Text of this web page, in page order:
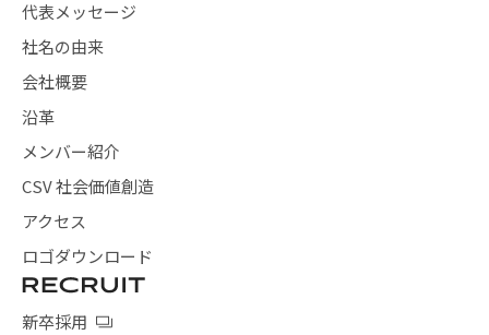
代表メッセージ
社名の由来
会社概要
沿革
メンバー紹介
CSV 社会価値創造
アクセス
ロゴダウンロード
新卒採用